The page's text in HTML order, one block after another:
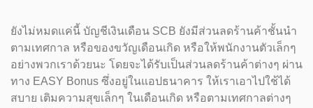
ยังไม่หมดแค่นี้ บัญชีเงินเดือน SCB ยังมีส่วนลดร้านค้าชั้นนำ
ตามเทศกาล หรือของขวัญเดือนเกิด หรือให้พนักงานตัวเล็กๆ
อย่างพวกเราด้วยนะ โดยจะได้รับเป็นส่วนลดร้านค้าต่างๆ ผ่าน
ทาง EASY Bonus ซึ่งอยู่ในแอปธนาคาร ให้เราเอาไปใช้ได้
สบาย เติมความสุขเล็กๆ ในเดือนเกิด หรือตามเทศกาลต่างๆ